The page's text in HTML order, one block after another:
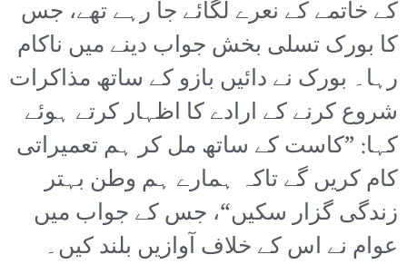
کے خاتمے کے نعرے لگائے جا رہے تھے، جس
کا بورک تسلی بخش جواب دینے میں ناکام
رہا۔ بورک نے دائیں بازو کے ساتھ مذاکرات
شروع کرنے کے ارادے کا اظہار کرتے ہوئے
کہا: ”کاست کے ساتھ مل کر ہم تعمیراتی
کام کریں گے تاکہ ہمارے ہم وطن بہتر
زندگی گزار سکیں“، جس کے جواب میں
عوام نے اس کے خلاف آوازیں بلند کیں۔